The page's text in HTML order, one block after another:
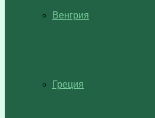
Венгрия
Греция